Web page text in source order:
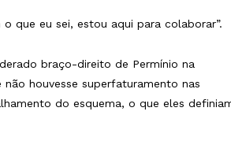
o que eu sei, estou aqui para
braço-direito de Permínio na
houvesse superfaturamento nas
do esquema, o que eles